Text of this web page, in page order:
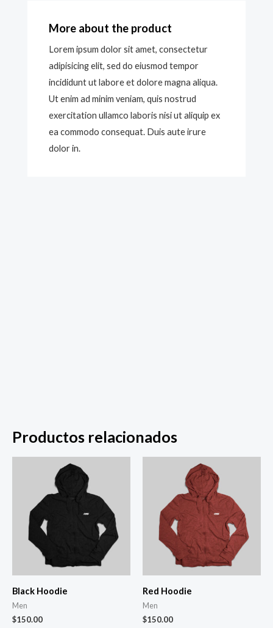
More about the product
Lorem ipsum dolor sit amet, consectetur
adipisicing elit, sed do eiusmod tempor
incididunt ut labore et dolore magna aliqua.
Ut enim ad minim veniam, quis nostrud
exercitation ullamco laboris nisi ut aliquip ex
ea commodo consequat. Duis aute irure
dolor in.
Productos relacionados
Black Hoodie
Men
$150.00
Red Hoodie
Men
$150.00